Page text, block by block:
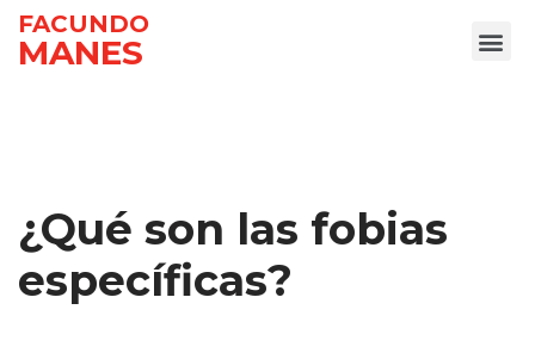
Ir
FACUNDO
MANES
¿Qué son las fobias
específicas?